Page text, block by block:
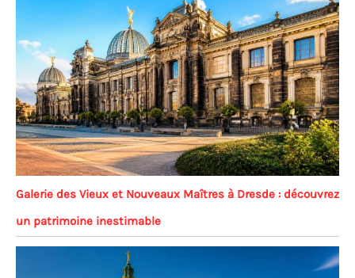
Galerie des Vieux et Nouveaux Maîtres à Dresde : découvrez
un patrimoine inestimable